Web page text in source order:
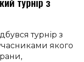
турнір з
якого